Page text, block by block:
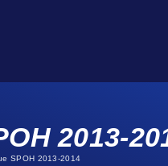
2013-
SPOH 2013-2014